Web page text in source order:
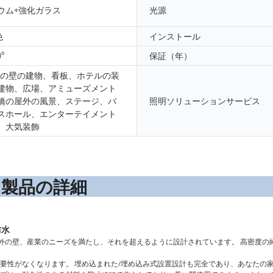
ム+強化ガラス 光源
インストール
保証（年）
壁の建物、看板、ホテルの装
物、広場、アミューズメント
の屋外の風景、ステージ、バ
ホール、エンターテイメント
大気装飾
照明ソリューションサービス
詳
壁、産業のニーズを満たし、それを超えるように設計されています。 高密度
がなくなります。 埋め込まれた/埋め込み式設置設計も完全であり、あなた